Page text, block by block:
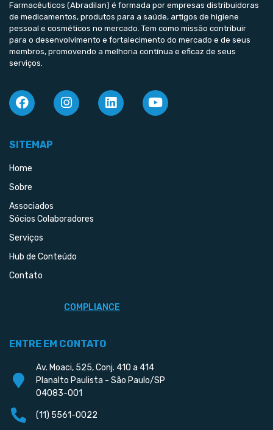
Farmacêuticos (Abradilan) é formada por empresas distribuidoras
de medicamentos, produtos para a saúde, artigos de higiene
pessoal e cosméticos no mercado. Tem como missão contribuir
para o desenvolvimento e fortalecimento do mercado e de seus
membros, promovendo a melhoria contínua e eficaz de seus
serviços.
SITEMAP
Home
Sobre
Associados
Sócios Colaboradores
Serviços
Hub de Conteúdo
Contato
COMPLIANCE
ENTRE EM CONTATO
Av. Moaci, 525, Conj. 410 a 414
Planalto Paulista - São Paulo/SP
04083-001
(11) 5561-0022